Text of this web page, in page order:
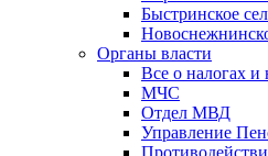
Быстринское
Органы власти
Все о налогах и
МЧС
Отдел МВД
Управление